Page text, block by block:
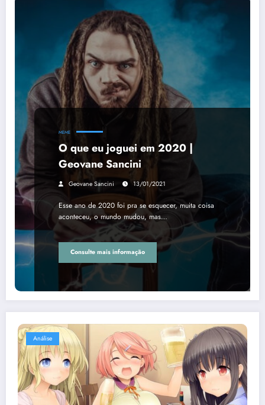
MEME
O que eu joguei em 2020 |
Geovane Sancini
Geovane Sancini 13/01/2021
Esse ano de 2020 foi pra se esquecer, muita coisa
aconteceu, o mundo mudou, mas…
Consulte mais informação
Análise